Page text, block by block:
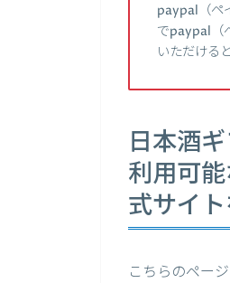
paypal（ペ
でpaypal（
いただける
日本酒
利用可
式サイ
こちらのペー